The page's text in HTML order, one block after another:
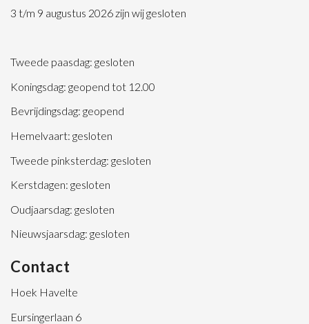
3 t/m 9 augustus 2026 zijn wij gesloten
Tweede paasdag: gesloten
Koningsdag: geopend tot 12.00
Bevrijdingsdag: geopend
Hemelvaart: gesloten
Tweede pinksterdag: gesloten
Kerstdagen: gesloten
Oudjaarsdag: gesloten
Nieuwsjaarsdag: gesloten
Contact
Hoek Havelte
Eursingerlaan 6